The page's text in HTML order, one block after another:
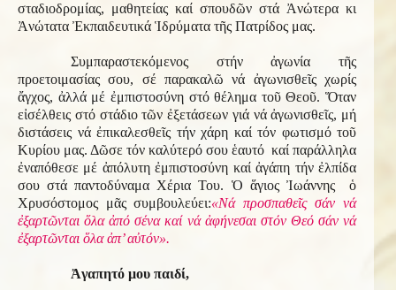
σταδιοδρομίας, μαθητείας καί σπουδῶν στά Ἀνώτερα κι
Ἀνώτατα Ἐκπαιδευτικά Ἱδρύματα τῆς Πατρίδος μας.
Συμπαραστεκόμενος στήν ἀγωνία τῆς
προετοιμασίας σου, σέ παρακαλῶ νά ἀγωνισθεῖς χωρίς
ἄγχος, ἀλλά μέ ἐμπιστοσύνη στό θέλημα τοῦ Θεοῦ. Ὅταν
εἰσέλθεις στό στάδιο τῶν ἐξετάσεων γιά νά ἀγωνισθεῖς, μή
διστάσεις νά ἐπικαλεσθεῖς τήν χάρη καί τόν φωτισμό τοῦ
Κυρίου μας. Δῶσε τόν καλύτερό σου ἑαυτό καί παράλληλα
ἐναπόθεσε μέ ἀπόλυτη ἐμπιστοσύνη καί ἀγάπη τήν ἐλπίδα
σου στά παντοδύναμα Χέρια Του. Ὁ ἅγιος Ἰωάννης ὁ
Χρυσόστομος μᾶς συμβουλεύει:«Νά προσπαθεῖς σάν νά
ἐξαρτῶνται ὅλα ἀπό σένα καί νά ἀφήνεσαι στόν Θεό σάν νά
ἐξαρτῶνται ὅλα ἀπ’ αὐτόν».
Ἀγαπητό μου παιδί,